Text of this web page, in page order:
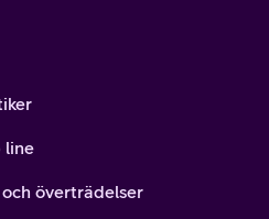
line
överträdelser